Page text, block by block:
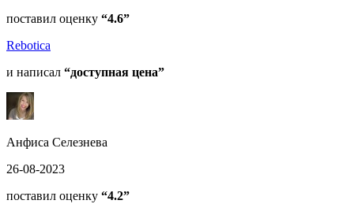
поставил оценку “4.6”
Rebotica
и написал “доступная цена”
Анфиса Селезнева
26-08-2023
поставил оценку “4.2”